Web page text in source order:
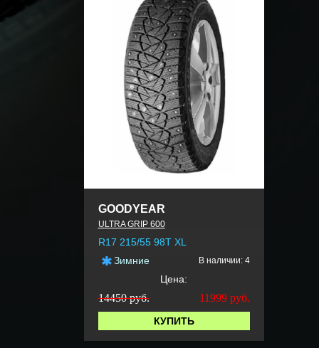
GOODYEAR
ULTRA GRIP 600
R17 215/55 98T XL
Зимние
В наличии: 4
Цена:
14450 руб. 11999 руб.
КУПИТЬ